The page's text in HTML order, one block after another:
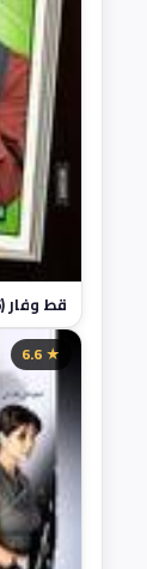
قط وفار (2016)
★ 6.6